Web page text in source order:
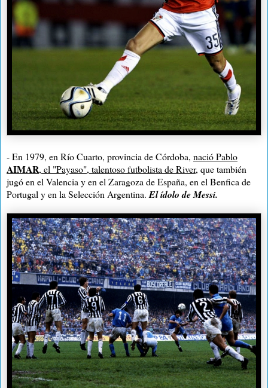
- En 1979, en Río Cuarto, provincia de Córdoba, nació Pablo
AIMAR, el "Payaso", talentoso futbolista de River, que también
jugó en el Valencia y en el Zaragoza de España, en el Benfica de
Portugal y en la Selección Argentina. El ídolo de Messi.